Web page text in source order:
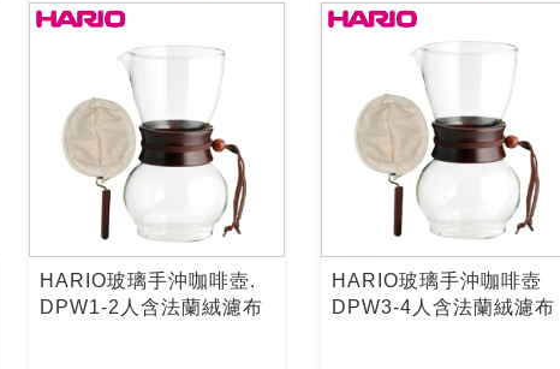
HARIO玻璃手沖咖啡壺.
DPW1-2人含法蘭絨濾布
HARIO玻璃手沖咖啡壺
DPW3-4人含法蘭絨濾布